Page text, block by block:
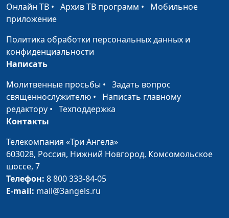
и культурному
Урок Второй мировой
войны
Иеромонах Стефан
отношениям Отдела
внешних церковных связей
Московского патриархата
Михаил Швыдкой: «мы
должны научиться
понимать тех, кто на
нас не похож»
России по международному
Об отношении к
Онлайн ТВ • Архив ТВ программ • Мобильное
приложение
Политика обработки персональных данных и
конфиденциальности
Написать
Молитвенные просьбы • Задать вопрос
священнослужителю • Написать главному
редактору • Техподдержка
Контакты
Телекомпания «Три Ангела»
603028, Россия, Нижний Новгород, Комсомольское
шоссе, 7
Телефон: 8 800 333-84-05
E-mail: mail@3angels.ru